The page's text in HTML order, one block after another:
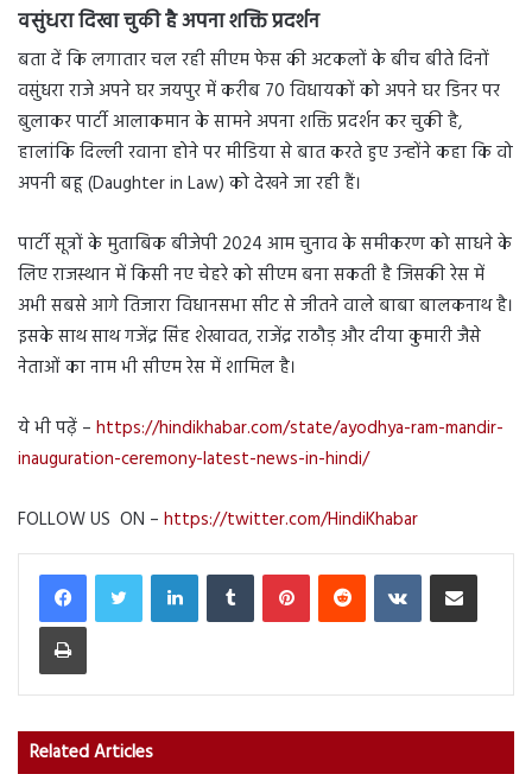
वसुंधरा दिखा चुकी है अपना शक्ति प्रदर्शन
बता दें कि लगातार चल रही सीएम फेस की अटकलों के बीच बीते दिनों
वसुंधरा राजे अपने घर जयपुर में करीब 70 विधायकों को अपने घर डिनर पर
बुलाकर पार्टी आलाकमान के सामने अपना शक्ति प्रदर्शन कर चुकी है,
हालांकि दिल्ली रवाना होने पर मीडिया से बात करते हुए उन्होंने कहा कि वो
अपनी बहू (Daughter in Law) को देखने जा रही हैं।
पार्टी सूत्रों के मुताबिक बीजेपी 2024 आम चुनाव के समीकरण को साधने के
लिए राजस्थान में किसी नए चेहरे को सीएम बना सकती है जिसकी रेस में
अभी सबसे आगे तिजारा विधानसभा सीट से जीतने वाले बाबा बालकनाथ है।
इसके साथ साथ गजेंद्र सिंह शेखावत, राजेंद्र राठौड़ और दीया कुमारी जैसे
नेताओं का नाम भी सीएम रेस में शामिल है।
ये भी पढ़ें – https://hindikhabar.com/state/ayodhya-ram-mandir-
inauguration-ceremony-latest-news-in-hindi/
FOLLOW US ON – https://twitter.com/HindiKhabar
LinkedInTumblr PinterestReddit VKontakteShare via Email
Print
Related Articles